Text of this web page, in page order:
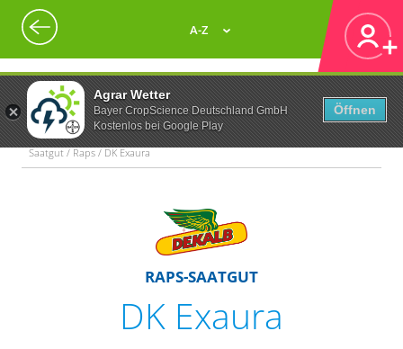
Agrar Wetter
Bayer CropScience Deutschland GmbH
Kostenlos bei Google Play
Öffnen
A-Z
Saatgut / Raps / DK Exaura
RAPS-SAATGUT
DK Exaura